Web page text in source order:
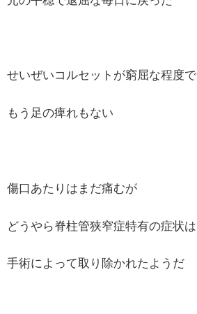
せいぜいコルセットが窮屈な程度で
もう足の痺れもない
傷口あたりはまだ痛むが
どうやら脊柱管狭窄症特有の症状は
手術によって取り除かれたようだ